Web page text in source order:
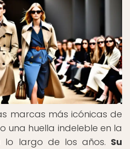
marcas más icónicas de
una huella indeleble en la
largo de los años. Su